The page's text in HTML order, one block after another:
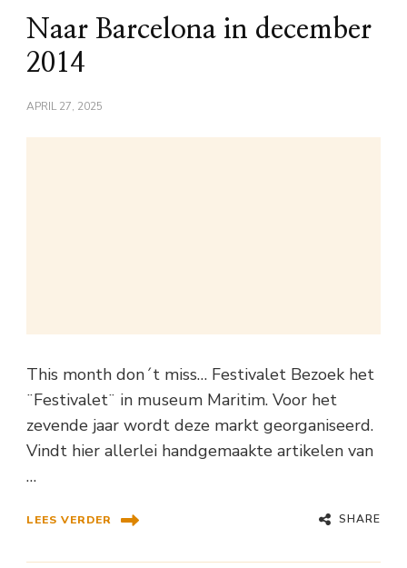
Naar Barcelona in december
2014
APRIL 27, 2025
This month don´t miss… Festivalet Bezoek het
¨Festivalet¨ in museum Maritim. Voor het
zevende jaar wordt deze markt georganiseerd.
Vindt hier allerlei handgemaakte artikelen van
…
LEES VERDER SHARE